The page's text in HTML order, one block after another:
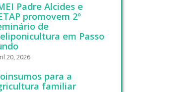
Padre Alcides e
promovem 2º
de
em Passo
20, 2026
para a
familiar